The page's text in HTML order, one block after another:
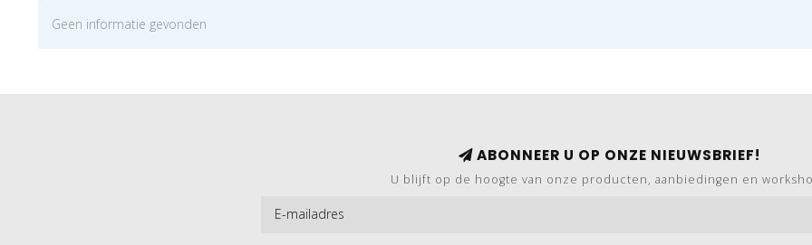
Geen informatie gevonden
ABONNEER U OP ONZE NIEUWSBRIEF!
U blijft op de hoogte van onze producten, aanbiedingen en